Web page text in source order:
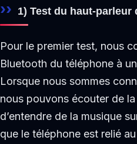
1) Test du haut-
Pour le premier test, nous
Bluetooth du téléphone à
Lorsque nous sommes
nous pouvons écouter de
d’entendre de la musique
que le téléphone est relié